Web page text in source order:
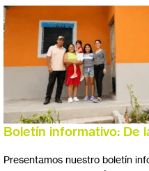
Boletín informativo: De
Presentamos nuestro boletín